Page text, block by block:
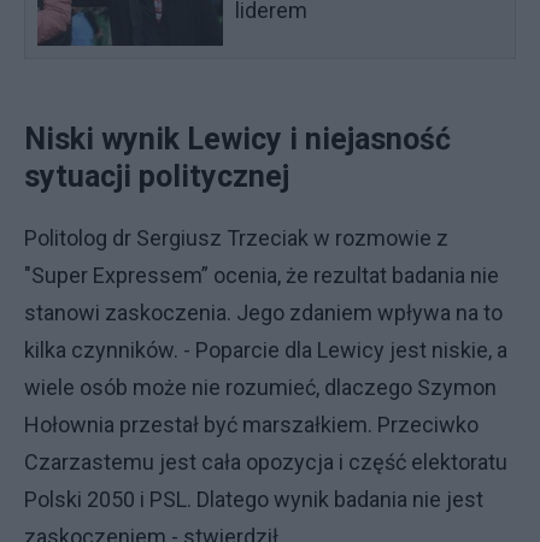
liderem
Niski wynik Lewicy i niejasność
sytuacji politycznej
Politolog dr Sergiusz Trzeciak w rozmowie z
"Super Expressem” ocenia, że rezultat badania nie
stanowi zaskoczenia. Jego zdaniem wpływa na to
kilka czynników. - Poparcie dla Lewicy jest niskie, a
wiele osób może nie rozumieć, dlaczego Szymon
Hołownia przestał być marszałkiem. Przeciwko
Czarzastemu jest cała opozycja i część elektoratu
Polski 2050 i PSL. Dlatego wynik badania nie jest
zaskoczeniem - stwierdził.